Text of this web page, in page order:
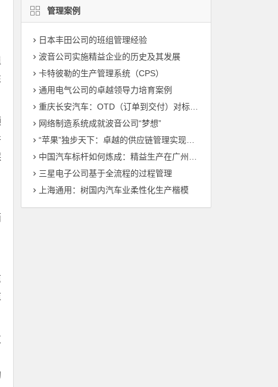
管理案例
日本丰田公司的班组管理经验
波音公司实施精益企业的历史及其发展
卡特彼勒的生产管理系统（CPS）
通用电气公司的卓越领导力培育案例
重庆长安汽车：OTD（订单到交付）对标管理（标杆管理）
网络制造系统成就波音公司“梦想”
“苹果”独步天下：卓越的供应链管理实现敏捷制造
中国汽车标杆如何炼成：精益生产在广州丰田的运用
三星电子公司基于全流程的过程管理
上海通用：树国内汽车业柔性化生产楷模